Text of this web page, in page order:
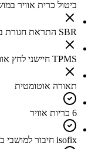
ביטול כרית אוויר
SBR התראת חגורת בטיחות
TPMS חיישני לחץ אוויר
תאורה אוטומטית
6 כריות אוויר
isofix חיבור למושבי בטיחות לילדים